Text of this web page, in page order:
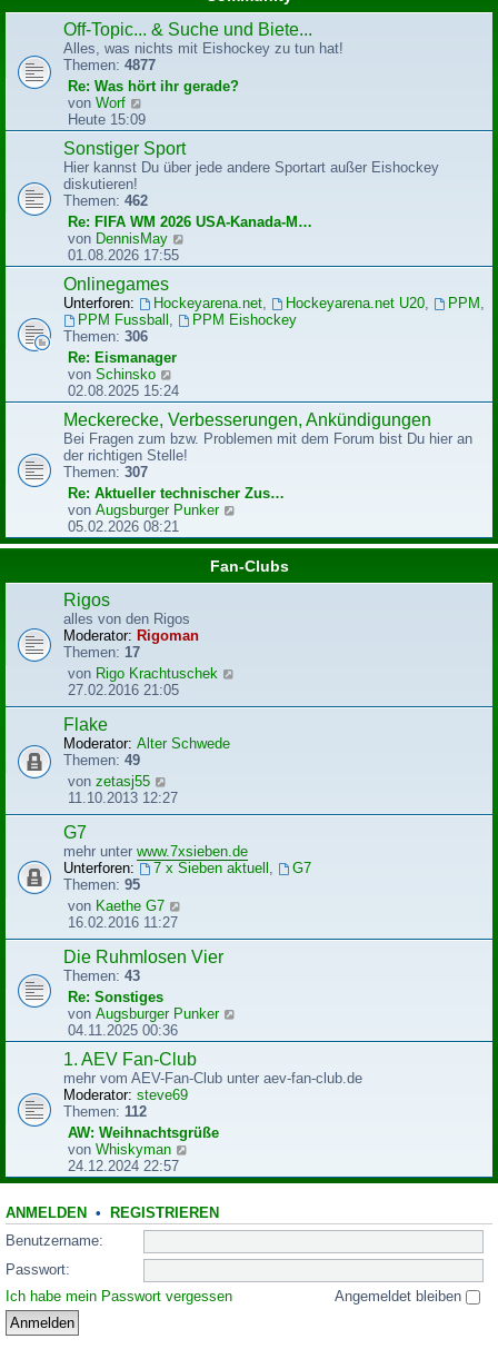
g
t
e
r
e
g
Off-Topic... & Suche und Biete...
Alles, was nichts mit Eishockey zu tun hat!
Themen: 4877
Re: Was hört ihr gerade?
von Worf
e
u
e
s
e
r
B
e
i
t
r
a
g
Heute 15:09
Sonstiger Sport
Hier kannst Du über jede andere Sportart außer Eishockey
diskutieren!
Themen: 462
Re: FIFA WM 2026 USA-Kanada-M…
von DennisMay
u
s
t
i
t
r
a
01.08.2026 17:55
Onlinegames
Unterforen: Hockeyarena.net, Hockeyarena.net U20, PPM ,
PPM Fussball ,
PPM Eishockey
Themen: 306
Re: Eismanager
von Schinsko
e
u
e
s
t
r
B
e
i
02.08.2025 15:24
Meckerecke, Verbesserungen, Ankündigungen
Bei Fragen zum bzw. Problemen mit dem Forum bist Du hier an
der richtigen Stelle!
Themen: 307
Re: Aktueller technischer Zus…
von Augsburger Punker
u
s
r
05.02.2026 08:21
Fan-Clubs
Rigos
alles von den Rigos
Moderator: Rigoman
Themen: 17
von Rigo Krachtuschek
u
t
r
27.02.2016 21:05
Flake
Moderator: Alter Schwede
Themen: 49
von zetasj55
e
u
s
t
B
e
t
g
11.10.2013 12:27
G7
mehr unter www.7xsieben.de
Unterforen:
7 x Sieben aktuell ,
G7
Themen: 95
von Kaethe G7
u
e
e
r
B
e
i
t
r
g
16.02.2016 11:27
Die Ruhmlosen Vier
Themen: 43
Re: Sonstiges
von Augsburger Punker
u
s
i
a
04.11.2025 00:36
1. AEV Fan-Club
mehr vom AEV-Fan-Club unter aev-fan-club.de
Moderator: steve69
Themen: 112
AW: Weihnachtsgrüße
von Whiskyman
u
s
t
e
r
B
e
24.12.2024 22:57
ANMELDEN • REGISTRIEREN
Benutzername:
Passwort:
Ich habe mein Passwort vergessen
Angemeldet bleiben